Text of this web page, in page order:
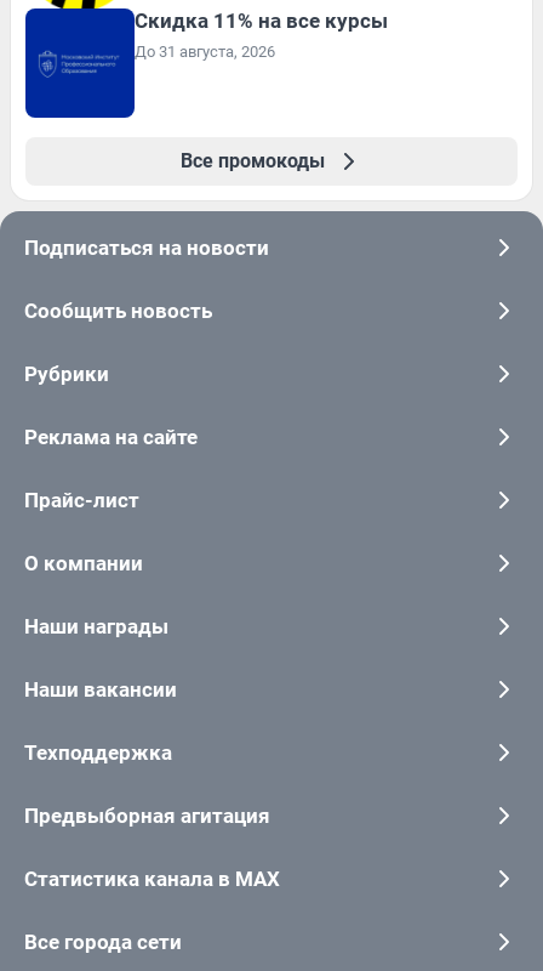
Скидка 11% на все курсы
До 31 августа, 2026
Все промокоды
Подписаться на новости
Сообщить новость
Рубрики
Реклама на сайте
Прайс-лист
О компании
Наши награды
Наши вакансии
Техподдержка
Предвыборная агитация
Статистика канала в MAX
Все города сети